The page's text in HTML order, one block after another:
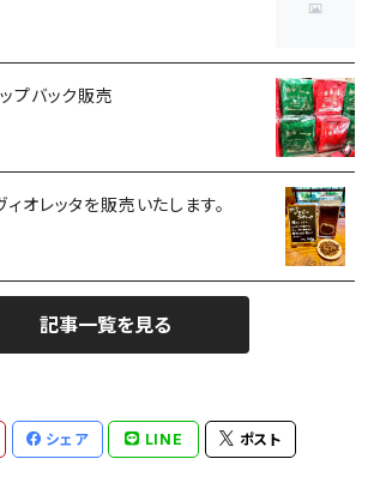
プバック販売
オレッタを販売いたします。
記事一覧を見る
シェア LINE ポスト